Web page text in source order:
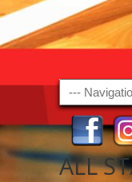
Navigation
ALL